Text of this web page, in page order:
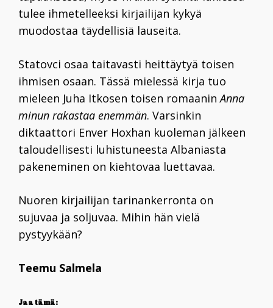
tulee ihmetelleeksi kirjailijan kykyä
muodostaa täydellisiä lauseita.
Statovci osaa taitavasti heittäytyä toisen
ihmisen osaan. Tässä mielessä kirja tuo
mieleen Juha Itkosen toisen romaaninAnna
minun rakastaa enemmän. Varsinkin
diktaattori Enver Hoxhan kuoleman jälkeen
taloudellisesti luhistuneesta Albaniasta
pakeneminen on kiehtovaa luettavaa.
Nuoren kirjailijan tarinankerronta on
sujuvaa ja soljuvaa. Mihin hän vielä
pystyykään?
Teemu Salmela
Jaa tämä: